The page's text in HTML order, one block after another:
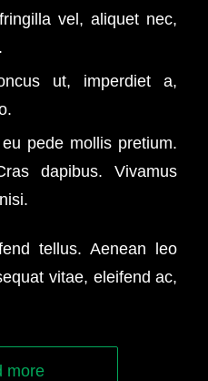
vel, aliquet nec,
ut, imperdiet a,
pede mollis pretium.
dapibus. Vivamus
tellus. Aenean leo
vitae, eleifend ac,
more